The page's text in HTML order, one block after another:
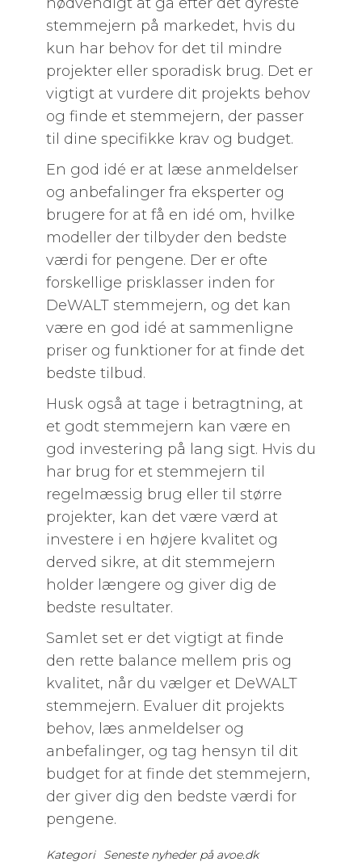
stemmejern på markedet, hvis du
kun har behov for det til mindre
projekter eller sporadisk brug. Det er
vigtigt at vurdere dit projekts behov
og finde et stemmejern, der passer
til dine specifikke krav og budget.
En god idé er at læse anmeldelser
og anbefalinger fra eksperter og
brugere for at få en idé om, hvilke
modeller der tilbyder den bedste
værdi for pengene. Der er ofte
forskellige prisklasser inden for
DeWALT stemmejern, og det kan
være en god idé at sammenligne
priser og funktioner for at finde det
bedste tilbud.
Husk også at tage i betragtning, at
et godt stemmejern kan være en
god investering på lang sigt. Hvis du
har brug for et stemmejern til
regelmæssig brug eller til større
projekter, kan det være værd at
investere i en højere kvalitet og
derved sikre, at dit stemmejern
holder længere og giver dig de
bedste resultater.
Samlet set er det vigtigt at finde
den rette balance mellem pris og
kvalitet, når du vælger et DeWALT
stemmejern. Evaluer dit projekts
behov, læs anmeldelser og
anbefalinger, og tag hensyn til dit
budget for at finde det stemmejern,
der giver dig den bedste værdi for
pengene.
Kategori Seneste nyheder på avoe.dk